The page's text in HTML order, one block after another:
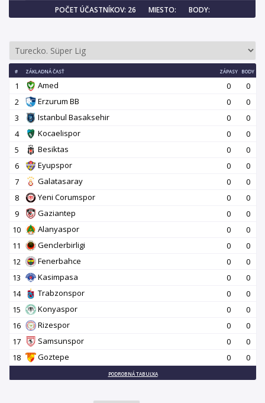
POČET ÚČASTNÍKOV: 26
MIESTO: BODY:
# ZÁKLADNÁ ČASŤ ZÁPASY BODY
1 Amed 0
0
2
Erzurum BB 0
0
3
Istanbul Basaksehir 0
0
4
Kocaelispor 0
0
5
Besiktas 0
0
6
Eyupspor 0
0
7
Galatasaray 0
0
8
Yeni Corumspor 0
0
9
Gaziantep 0
0
10
Alanyaspor 0
0
11
Genclerbirligi 0
0
12
Fenerbahce 0
0
13
Kasimpasa 0
0
14
Trabzonspor 0
0
15
Konyaspor 0
0
16
Rizespor 0
0
17
Samsunspor 0
0
18
Goztepe 0 0
PODROBNÁ TABUĽKA